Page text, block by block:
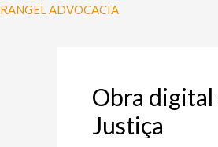
Ir
RANGEL ADVOCACIA
Obra
Justiça
Post